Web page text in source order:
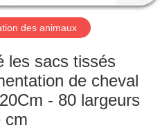
des animaux
les sacs tissés
de cheval
- 80 largeurs
cm